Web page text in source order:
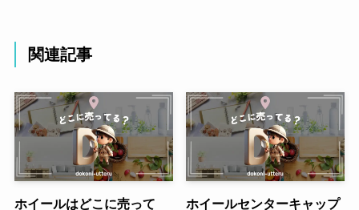
関連記事
ホイールはどこに売って
ホイールセンターキャップ